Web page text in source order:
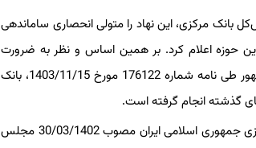
نکته ضروری است که رئیس‌جمهور محترم نیز در تاریخ 15 بهمن 1403 به رئیس‌کل بانک مرکزی، این نهاد را متولی انحصاری ساماندهی
این حوزه اعلام کرد. بر همین اساس و نظر به ضرورت
تسریع در انتظام بخشی به کسب و کارهای فعال در حوزه رمزپول و در راستای تاکیدات ریاست جمهور طی نامه شماره 176122 مورخ 1403/11/15، بانک
گذشته انجام گرفته است.
به استناد اجزاء(13) و (14) بند(الف) و تبصره(1) ماده (4) و مفاد مقرر در ماده (59) قانون بانک مرکزی جمهوری اسلامی ایران مصوب 30/03/1402 مجلس